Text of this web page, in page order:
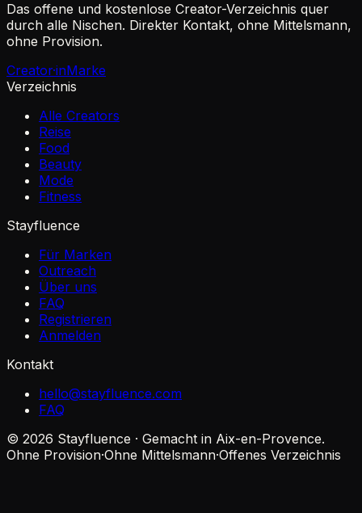
Das offene und kostenlose Creator-Verzeichnis quer
durch alle Nischen. Direkter Kontakt, ohne Mittelsmann,
ohne Provision.
Creator·inMarke
Verzeichnis
Alle Creators
Reise
Food
Beauty
Mode
Fitness
Stayfluence
Für Marken
Outreach
Über uns
FAQ
Registrieren
Anmelden
Kontakt
hello@stayfluence.com
FAQ
© 2026 Stayfluence · Gemacht in Aix-en-Provence.
Ohne Provision·Ohne Mittelsmann·Offenes Verzeichnis